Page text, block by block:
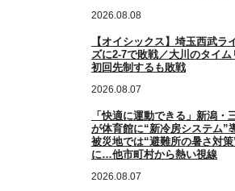
2026.08.08
【オイシックス】埼玉西武ラ
ズに2-7で敗戦／大川のタイム
初回先制するも敗戦
2026.08.07
「快適に運動できる」新潟・
が体育館に“新冷房システム”
被災地では“避難所の暑さ対
に…他市町村から熱い視線
2026.08.07